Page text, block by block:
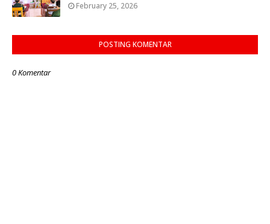
February 25, 2026
POSTING KOMENTAR
0 Komentar